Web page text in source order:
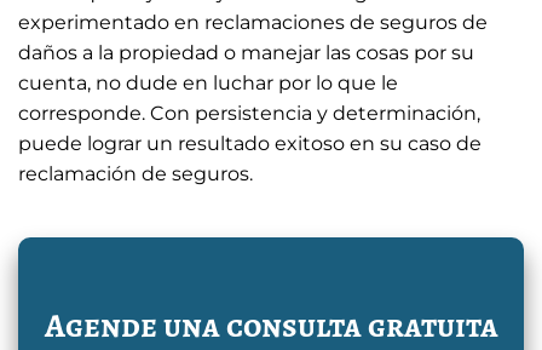
experimentado en reclamaciones de seguros de
daños a la propiedad o manejar las cosas por su
cuenta, no dude en luchar por lo que le
corresponde. Con persistencia y determinación,
puede lograr un resultado exitoso en su caso de
reclamación de seguros.
Agende una consulta gratuita